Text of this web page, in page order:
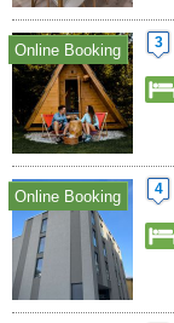
Online Booking 3
Online Booking 4